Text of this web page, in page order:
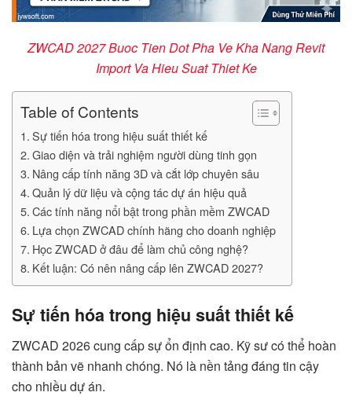
ZWCAD 2027 Buoc Tien Dot Pha Ve Kha Nang Revit
Import Va Hieu Suat Thiet Ke
Table of Contents
Sự tiến hóa trong hiệu suất thiết kế
Giao diện và trải nghiệm người dùng tinh gọn
Nâng cấp tính năng 3D và cắt lớp chuyên sâu
Quản lý dữ liệu và cộng tác dự án hiệu quả
Các tính năng nổi bật trong phần mềm ZWCAD
Lựa chọn ZWCAD chính hãng cho doanh nghiệp
Học ZWCAD ở đâu để làm chủ công nghệ?
Kết luận: Có nên nâng cấp lên ZWCAD 2027?
Sự tiến hóa trong hiệu suất thiết kế
ZWCAD 2026 cung cấp sự ổn định cao. Kỹ sư có thể hoàn
thành bản vẽ nhanh chóng. Nó là nền tảng đáng tin cậy
cho nhiều dự án.